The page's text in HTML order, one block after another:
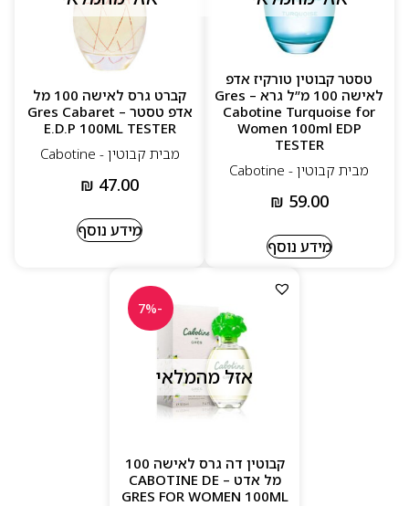
טסטר קבוטין טורקיז אדפ
לאישה 100 מ”ל גרא – Gres
Cabotine Turquoise for
Women 100ml EDP
TESTER
מבית קבוטין - Cabotine
₪ 59.00
מידע נוסף
קברט גרס לאישה 100 מל
אדפ טסטר – Gres Cabaret
E.D.P 100ML TESTER
מבית קבוטין - Cabotine
₪ 47.00
מידע נוסף
-7%
אזל מהמלאי
קבוטין דה גרס לאישה 100
מל אדט – CABOTINE DE
GRES FOR WOMEN 100ML